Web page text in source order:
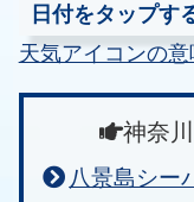
日付をタップす
天気アイコンの
神奈
八景島シー